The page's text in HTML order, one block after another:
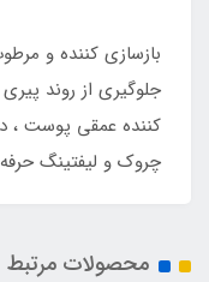
خواص
بازسازی کننده و
جلوگیری از روند
کننده عمقی پوست ،
چروک و لیفتینگ
محصولات مرتبط